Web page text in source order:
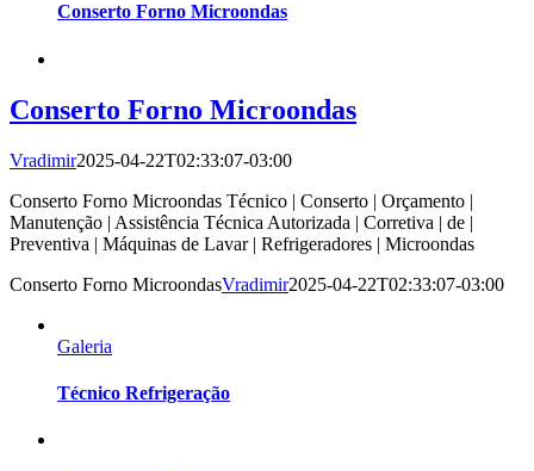
Conserto Forno Microondas
Conserto Forno Microondas
Vradimir2025-04-22T02:33:07-03:00
Conserto Forno Microondas Técnico | Conserto | Orçamento |
Manutenção | Assistência Técnica Autorizada | Corretiva | de |
Preventiva | Máquinas de Lavar | Refrigeradores | Microondas
Conserto Forno MicroondasVradimir2025-04-22T02:33:07-03:00
Galeria
Técnico Refrigeração